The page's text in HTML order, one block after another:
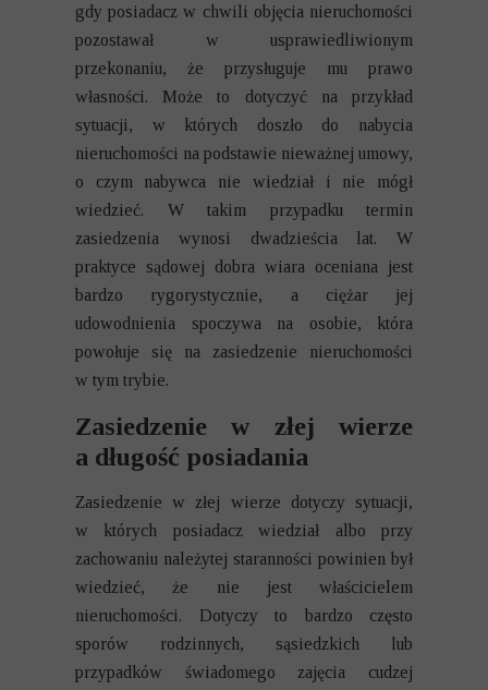
gdy posiadacz w chwili objęcia nieruchomości
pozostawał w usprawiedliwionym
przekonaniu, że przysługuje mu prawo
własności. Może to dotyczyć na przykład
sytuacji, w których doszło do nabycia
nieruchomości na podstawie nieważnej umowy,
o czym nabywca nie wiedział i nie mógł
wiedzieć. W takim przypadku termin
zasiedzenia wynosi dwadzieścia lat. W
praktyce sądowej dobra wiara oceniana jest
bardzo rygorystycznie, a ciężar jej
udowodnienia spoczywa na osobie, która
powołuje się na zasiedzenie nieruchomości
w tym trybie.
Zasiedzenie w złej wierze
a długość posiadania
Zasiedzenie w złej wierze dotyczy sytuacji,
w których posiadacz wiedział albo przy
zachowaniu należytej staranności powinien był
wiedzieć, że nie jest właścicielem
nieruchomości. Dotyczy to bardzo często
sporów rodzinnych, sąsiedzkich lub
przypadków świadomego zajęcia cudzej